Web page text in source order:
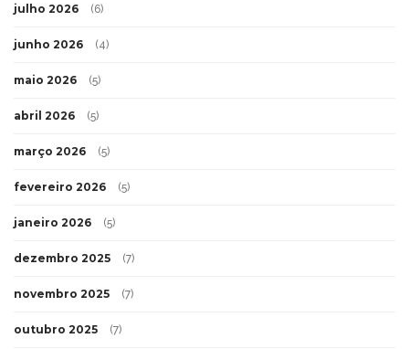
julho 2026 (6)
junho 2026 (4)
maio 2026 (5)
abril 2026 (5)
março 2026 (5)
fevereiro 2026 (5)
janeiro 2026 (5)
dezembro 2025 (7)
novembro 2025 (7)
outubro 2025 (7)